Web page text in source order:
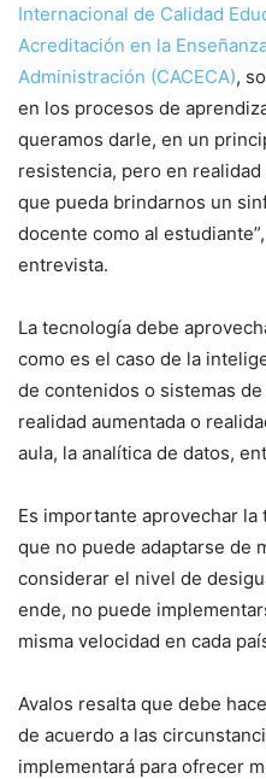
Internacional de Calidad
Acreditación en la
Administración (CACECA),
en los procesos de
queramos darle, en un
resistencia, pero en
que pueda brindarnos un
docente como al
entrevista.
La tecnología debe
como es el caso de la
de contenidos o sistemas
realidad aumentada o
aula, la analítica de datos,
Es importante aprovechar
que no puede adaptarse de
considerar el nivel de
ende, no puede
misma velocidad en cada
Avalos resalta que debe
de acuerdo a las
implementará para ofrecer